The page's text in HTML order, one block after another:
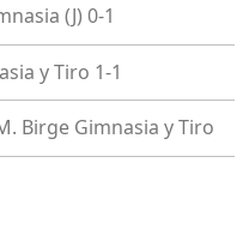
(J) 0-1
y Tiro 1-1
Birge Gimnasia y Tiro